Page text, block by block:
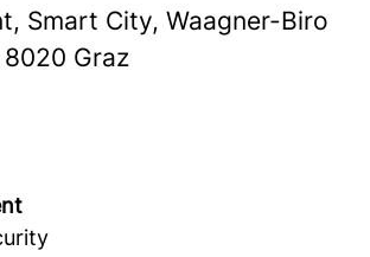
Smart City, Waagner-Biro
Graz